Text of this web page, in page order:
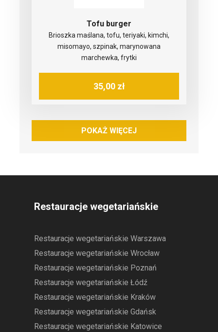
Tofu burger
Brioszka maślana, tofu, teriyaki, kimchi,
misomayo, szpinak, marynowana
marchewka, frytki
35,00 zł
POKAŻ WIĘCEJ
Restauracje wegetariańskie
Restauracje wegetariańskie Warszawa
Restauracje wegetariańskie Wrocław
Restauracje wegetariańskie Poznań
Restauracje wegetariańskie Łódź
Restauracje wegetariańskie Kraków
Restauracje wegetariańskie Gdańsk
Restauracje wegetariańskie Katowice